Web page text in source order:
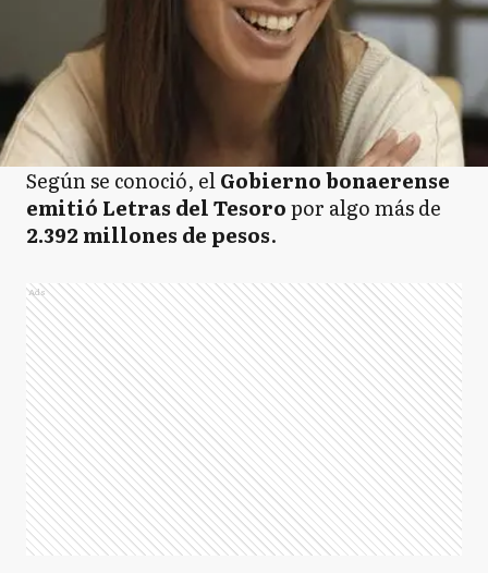
Según se conoció, elGobierno bonaerense
emitió Letras del Tesoropor algo más de
2.392 millones de pesos.
Ads